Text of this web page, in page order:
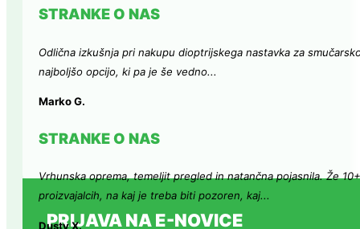
STRANKE O NAS
Odlična izkušnja pri nakupu dioptrijskega nastavka za
najboljšo opcijo, ki pa je še vedno...
Marko G.
STRANKE O NAS
Vrhunska oprema, temeljit pregled in natančna pojasnila. Že
proizvajalcih, na kaj je treba biti pozoren, kaj...
Dusty X.
PRIJAVA NA E-NOVICE